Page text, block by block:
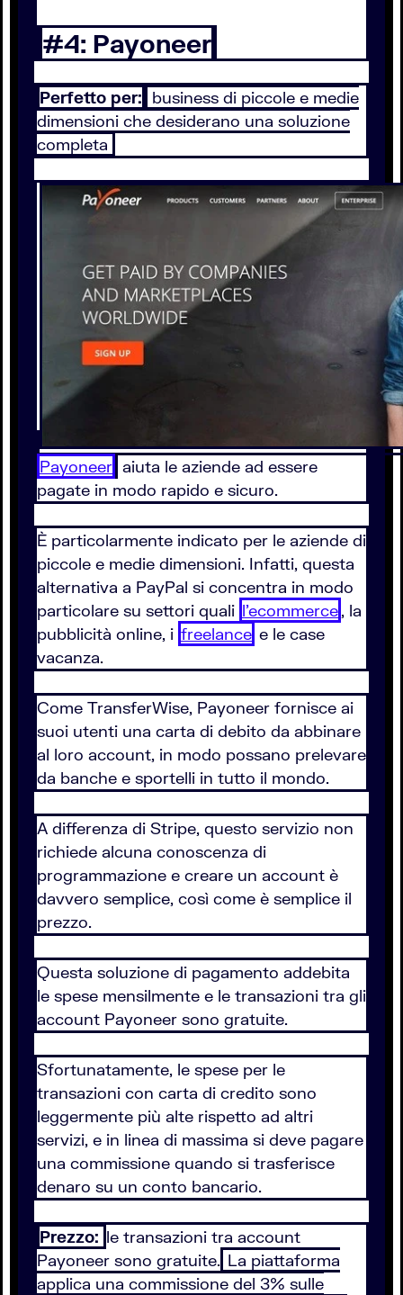
#4: Payoneer
Perfetto per: business di piccole e medie
dimensioni che desiderano una soluzione
completa
Payoneer aiuta le aziende ad essere
pagate in modo rapido e sicuro.
È particolarmente indicato per le aziende di
piccole e medie dimensioni. Infatti, questa
alternativa a PayPal si concentra in modo
particolare su settori quali l’ecommerce, la
pubblicità online, i freelance e le case
vacanza.
Come TransferWise, Payoneer fornisce ai
suoi utenti una carta di debito da abbinare
al loro account, in modo possano prelevare
da banche e sportelli in tutto il mondo.
A differenza di Stripe, questo servizio non
richiede alcuna conoscenza di
programmazione e creare un account è
davvero semplice, così come è semplice il
prezzo.
Questa soluzione di pagamento addebita
le spese mensilmente e le transazioni tra gli
account Payoneer sono gratuite.
Sfortunatamente, le spese per le
transazioni con carta di credito sono
leggermente più alte rispetto ad altri
servizi, e in linea di massima si deve pagare
una commissione quando si trasferisce
denaro su un conto bancario.
Prezzo: le transazioni tra account
Payoneer sono gratuite. La piattaforma
applica una commissione del 3% sulle